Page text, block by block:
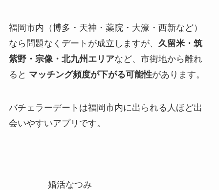
福岡市内（博多・天神・薬院・大濠・西新など）
なら問題なくデートが成立しますが、 久留米・筑
紫野・宗像・北九州エリアなど、市街地から離れ
ると マッチング頻度が下がる可能性があります。
バチェラーデートは福岡市内に出られる人ほど出
会いやすいアプリです。
婚活なつみ